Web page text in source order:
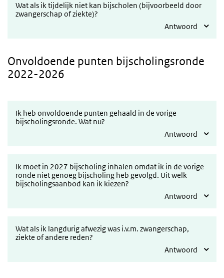
Wat als ik tijdelijk niet kan bijscholen (bijvoorbeeld door
zwangerschap of ziekte)?
Antwoord
Onvoldoende punten bijscholingsronde
2022-2026
Ik heb onvoldoende punten gehaald in de vorige
bijscholingsronde. Wat nu?
Antwoord
Ik moet in 2027 bijscholing inhalen omdat ik in de vorige
ronde niet genoeg bijscholing heb gevolgd. Uit welk
bijscholingsaanbod kan ik kiezen?
Antwoord
Wat als ik langdurig afwezig was i.v.m. zwangerschap,
ziekte of andere reden?
Antwoord